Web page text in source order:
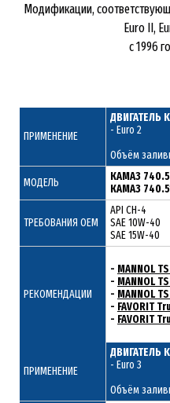
Модификации,
Euro II,
с 1996
ПРИМЕНЕНИЕ
ДВИГАТЕЛЬ
- Euro 2
Объём
МОДЕЛЬ
КАМАЗ
КАМАЗ
ТРЕБОВАНИЯ ОЕМ
API CH-4
SAE 10W-40
SAE 15W-40
РЕКОМЕНДАЦИИ
- MANNOL
- MANNOL
- MANNOL
- FAVORIT
- FAVORIT
ПРИМЕНЕНИЕ
ДВИГАТЕЛЬ
- Euro 3
Объём